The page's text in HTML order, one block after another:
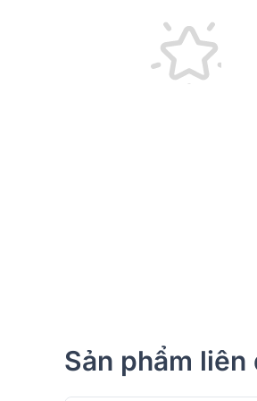
1. Thiết Kế Sang Trọng
Sumico Gold
Sản phẩm liên